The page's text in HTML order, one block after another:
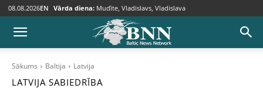
08.08.2026EN Vārda diena: Mudīte, Vladislavs, Vladislava
Sākums Baltija Latvija
LATVIJA SABIEDRĪBA